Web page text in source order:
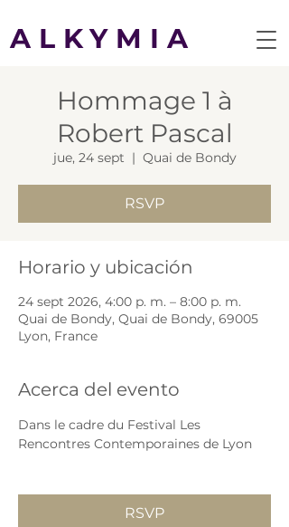
ALKYMIA
Hommage 1 à
Robert Pascal
jue, 24 sept
  |
Quai de Bondy
RSVP
Horario y ubicación
24 sept 2026, 4:00 p. m. – 8:00 p. m.
Quai de Bondy, Quai de Bondy, 69005
Lyon, France
Acerca del evento
Dans le cadre du Festival Les
Rencontres Contemporaines de Lyon
RSVP